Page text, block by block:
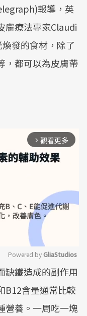
報導，英
膚療法專家Claudi
發的食材，除了
，都可以為皮膚帶
arrow_forward_ios 觀看更多
Mute
Powered by GliaStudios
缺鐵造成的副作用
B12含量通常比較
營養。一周吃一塊